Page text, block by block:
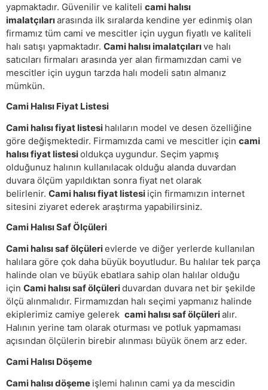
yapmaktadır. Güvenilir ve kaliteli cami halısı
imalatçılarıarasında ilk sıralarda kendine yer edinmiş olan
firmamız tüm cami ve mescitler için uygun fiyatlı ve kaliteli
halı satışı yapmaktadır. Cami halısı imalatçılarıve halı
satıcıları firmaları arasında yer alan firmamızdan cami ve
mescitler için uygun tarzda halı modeli satın almanız
mümkün.
Cami Halısı Fiyat Listesi
Cami halısı fiyat listesi halıların model ve desen özelliğine
göre değişmektedir. Firmamızda cami ve mescitler için cami
halısı fiyat listesioldukça uygundur. Seçim yapmış
olduğunuz halının kullanılacak olduğu alanda duvardan
duvara ölçüm yapıldıktan sonra fiyat net olarak
belirlenir. Cami halısı fiyat listesi için firmamızın internet
sitesini ziyaret ederek araştırma yapabilirsiniz.
Cami Halısı Saf Ölçüleri
Cami halısı saf ölçülerievlerde ve diğer yerlerde kullanılan
halılara göre çok daha büyük boyutludur. Bu halılar tek parça
halinde olan ve büyük ebatlara sahip olan halılar olduğu
için Cami halısı saf ölçüleriduvardan duvara net bir şekilde
ölçü alınmalıdır. Firmamızdan halı seçimi yapmanız halinde
ekiplerimiz camiye gelerek cami halısı saf ölçülerialır.
Halının yerine tam olarak oturması ve potluk yapmaması
açısından ölçülerin birebir alınması büyük önem arz eder.
Cami Halısı Döşeme
Cami halısı döşeme işlemi halının cami ya da mescidin